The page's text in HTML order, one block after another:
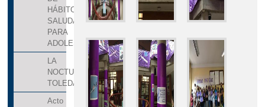
HÁBITOS
SALUDABLES
PARA
ADOLESCENTES
LA
NOCTURNA
TOLEDANA
Acto